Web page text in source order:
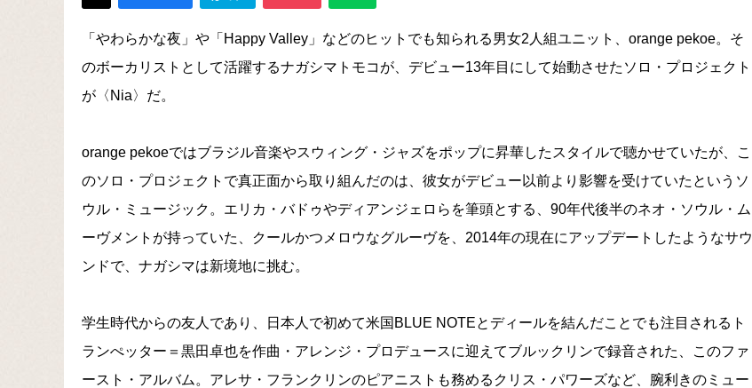
「やわらかな夜」や「Happy Valley」などのヒットでも知られる男女2人組ユニット、orange pekoe。そ
のボーカリストとして活躍するナガシマトモコが、デビュー13年目にして始動させたソロ・プロジェクト
が〈Nia〉だ。
orange pekoeではブラジル音楽やスウィング・ジャズをポップに昇華したスタイルで聴かせていたが、こ
のソロ・プロジェクトで真正面から取り組んだのは、彼女がデビュー以前より影響を受けていたというソ
ウル・ミュージック。エリカ・バドゥやディアンジェロらを筆頭とする、90年代後半のネオ・ソウル・ム
ーヴメントが持っていた、クールかつメロウなグルーヴを、2014年の現在にアップデートしたようなサウ
ンドで、ナガシマは新境地に挑む。
学生時代からの友人であり、日本人で初めて米国BLUE NOTEとディールを結んだことでも注目されるト
ランぺッター＝黒田卓也を作曲・アレンジ・プロデュースに迎えてブルックリンで録音された、このファ
ースト・アルバム。アレサ・フランクリンのピアニストも務めるクリス・パワーズなど、腕利きのミュー